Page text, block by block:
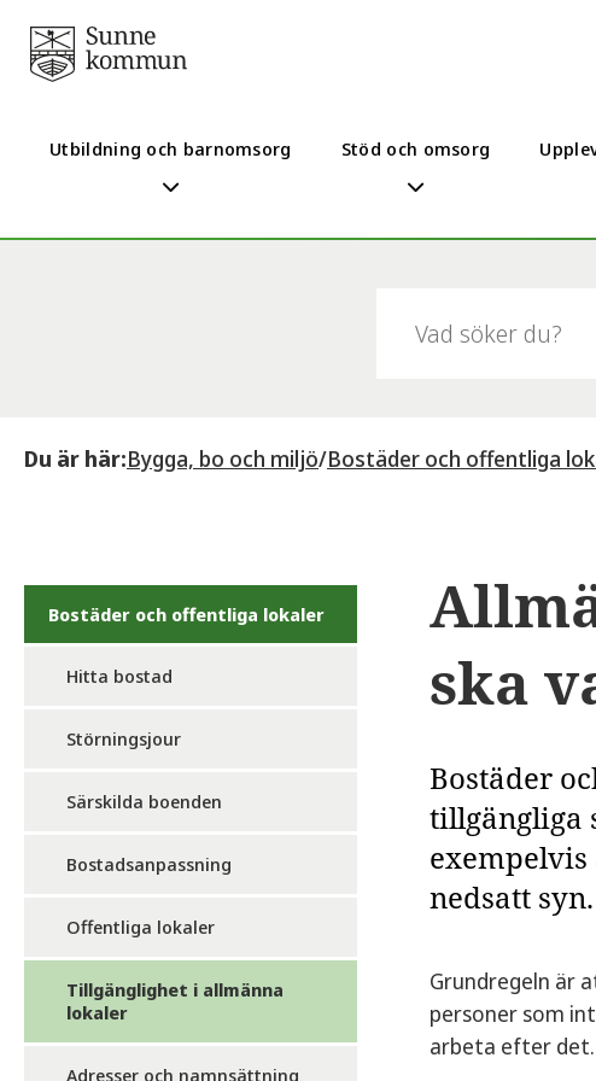
Utbildning och barnomsorg Stöd och omsorg
Du är här:Bygga, bo och miljö/Bostäder och offentliga
Bostäder och offentliga lokaler
Hitta bostad
Störningsjour
Särskilda boenden
Bostadsanpassning
Offentliga lokaler
Tillgänglighet i allmänna
lokaler
Adresser och namnsättning
ska
Bostäder
tillgängliga
nedsatt syn.
Grundregeln är
personer som
arbeta efter